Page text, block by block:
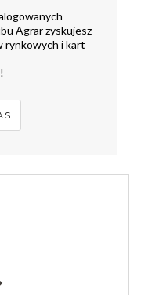
Agrar zyskujesz
rynkowych i kart